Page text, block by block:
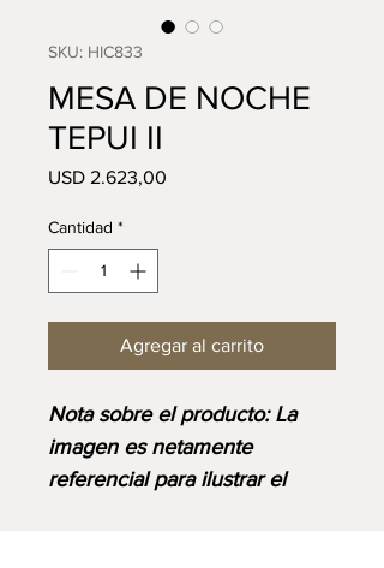
SKU: HIC833
MESA DE NOCHE
TEPUI II
USD 2.623,00
Cantidad *
Agregar al carrito
⁠⁠Nota sobre el producto: La
imagen es netamente
referencial para ilustrar el